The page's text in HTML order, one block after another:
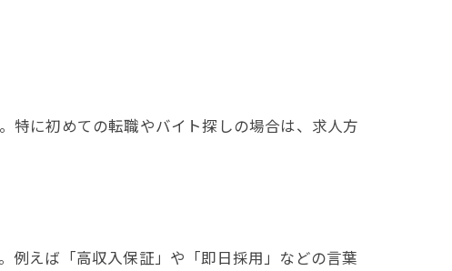
特に初めての転職やバイト探しの場合は、求人方
例えば「高収入保証」や「即日採用」などの言葉